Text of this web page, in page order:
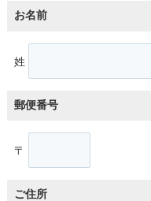
お名前
姓
郵便番号
〒
ご住所